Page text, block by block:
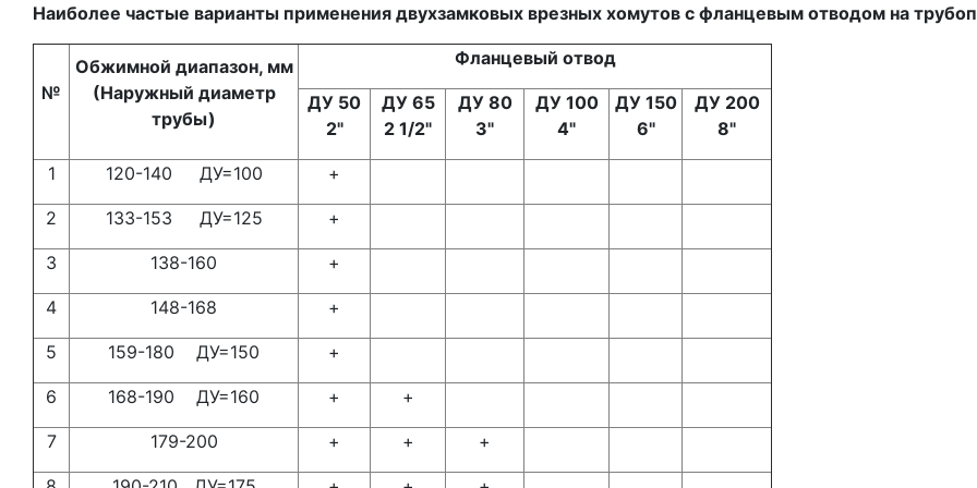
Наиболее частые варианты применения двухзамковых врезных хомутов с фланцевым отводом на
№
Обжимной диапазон, мм
(Наружный диаметр
трубы)
Фланцевый отвод
ДУ 50
2"
ДУ 65
2 1/2"
ДУ 80
3"
ДУ 100
4"
ДУ 150
6"
ДУ 200
8"
1 120-140 ДУ=100 +
2 133-153 ДУ=125 +
3 138-160 +
4 148-168 +
5 159-180 ДУ=150 +
6 168-190 ДУ=160 + +
7 179-200 + + +